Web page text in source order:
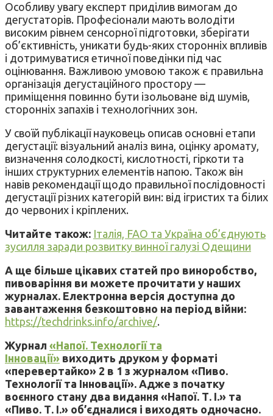
Особливу увагу експерт приділив вимогам до
дегустаторів. Професіонали мають володіти
високим рівнем сенсорної підготовки, зберігати
об’єктивність, уникати будь-яких сторонніх впливів
і дотримуватися етичної поведінки під час
оцінювання. Важливою умовою також є правильна
організація дегустаційного простору —
приміщення повинно бути ізольоване від шумів,
сторонніх запахів і технологічних зон.
У своїй публікації науковець описав основні етапи
дегустації: візуальний аналіз вина, оцінку аромату,
визначення солодкості, кислотності, гіркоти та
інших структурних елементів напою. Також він
навів рекомендації щодо правильної послідовності
дегустації різних категорій вин: від ігристих та білих
до червоних і кріплених.
Читайте також: Італія, FAO та Україна об’єднують
зусилля заради розвитку винної галузі Одещини
А ще більше цікавих статей про виноробство,
пивоваріння ви можете прочитати у наших
журналах. Електронна версія доступна до
завантаження безкоштовно на період війни:
https://techdrinks.info/archive/.
Журнал «Напої. Технології та
Інновації» виходить друком у форматі
«перевертайко» 2 в 1 з журналом «Пиво.
Технології та Інновації». Адже з початку
воєнного стану два видання «Напої. Т. І.» та
«Пиво. Т. І.» об’єдналися і виходять одночасно.